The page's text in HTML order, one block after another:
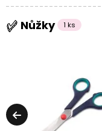
Nůžky 1 ks